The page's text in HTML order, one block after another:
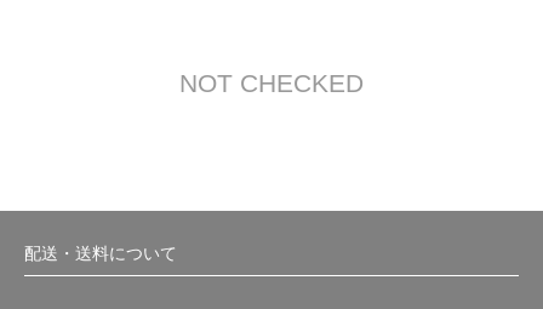
NOT CHECKED
配送・送料について